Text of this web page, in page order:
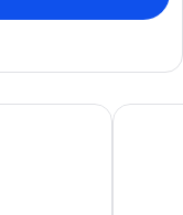
Auwaldhaus,